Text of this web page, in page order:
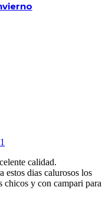
calidad.
estos dias calurosos los
chicos y con campari para